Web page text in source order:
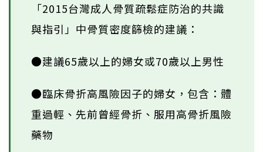
「2015台灣成人骨質疏鬆症防治的共識
與指引」中骨質密度篩檢的建議：
●建議65歲以上的婦女或70歲以上男性
●臨床骨折高風險因子的婦女，包含：體
重過輕、先前曾經骨折、服用高骨折風險
藥物